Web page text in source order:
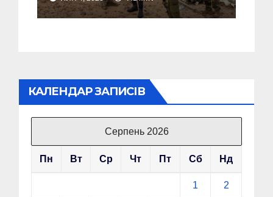
йде на крайні заходи
КАЛЕНДАР ЗАПИСІВ
Серпень 2026
Пн Вт Ср Чт Пт Сб Нд
1 2